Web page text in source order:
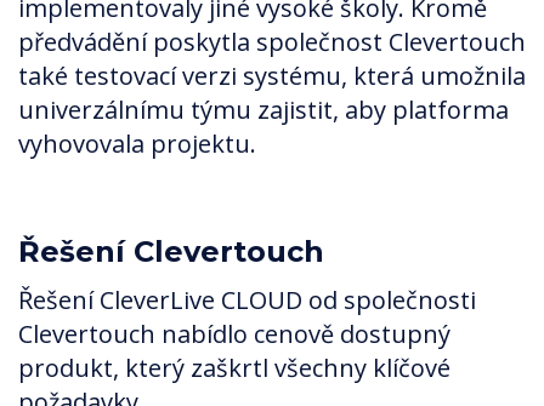
implementovaly jiné vysoké školy. Kromě
předvádění poskytla společnost Clevertouch
také testovací verzi systému, která umožnila
univerzálnímu týmu zajistit, aby platforma
vyhovovala projektu.
Řešení Clevertouch
Řešení CleverLive CLOUD od společnosti
Clevertouch nabídlo cenově dostupný
produkt, který zaškrtl všechny klíčové